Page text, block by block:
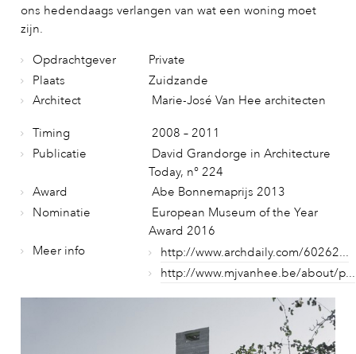
ons hedendaags verlangen van wat een woning moet
zijn.
Opdrachtgever
Private
Plaats
Zuidzande
Architect
Marie-José Van Hee architecten
Timing
2008 – 2011
Publicatie
David Grandorge in Architecture
Today, n° 224
Award
Abe Bonnemaprijs 2013
Nominatie
European Museum of the Year
Award 2016
Meer info
http://www.archdaily.com/60262...
http://www.mjvanhee.be/about/p...